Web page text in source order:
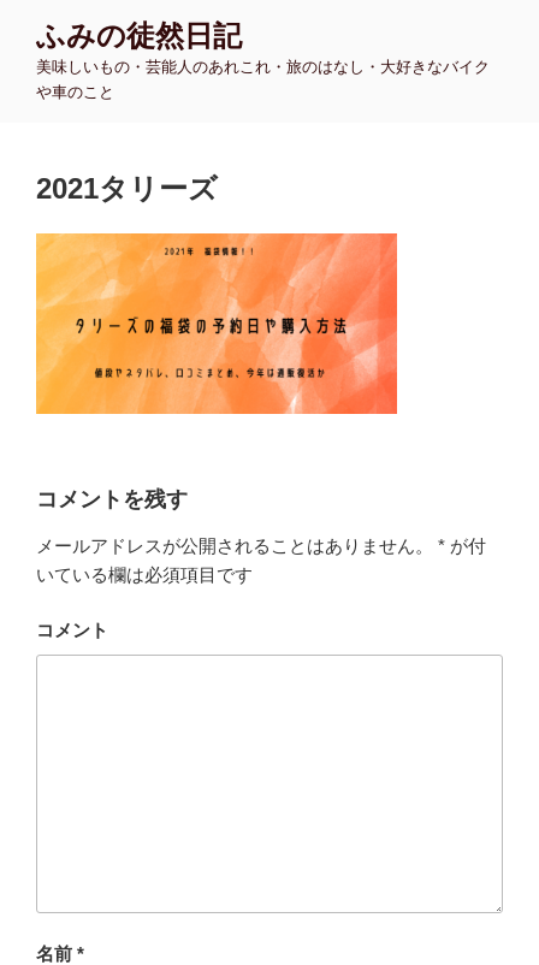
ふみの徒然日記
美味しいもの・芸能人のあれこれ・旅のはなし・大好きなバイク
や車のこと
2021タリーズ
コメントを残す
メールアドレスが公開されることはありません。 * が付
いている欄は必須項目です
コメント
名前 *